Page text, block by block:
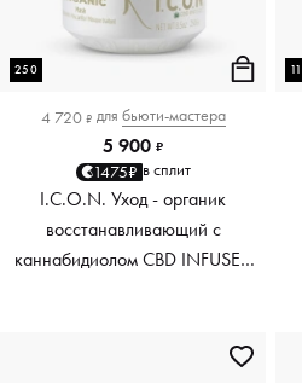
250
4 720 ₽ для бьюти-мастера
5 900 ₽
1475₽ в сплит
I.C.O.N. Уход - органик
восстанавливающий с
каннабидиолом CBD INFUSED